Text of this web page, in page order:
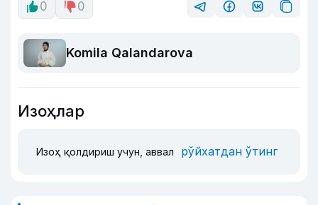
0
0
Komila Qalandarova
Изоҳлар
Изоҳ қолдириш учун, аввал рўйхатдан ўтинг